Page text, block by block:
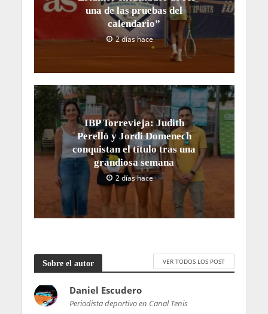
una de las pruebas del
calendario”
2 días hace
IBP Torrevieja: Judith
Perelló y Jordi Domenech
conquistan el título tras una
grandiosa semana
2 días hace
Sobre el autor VER TODOS LOS POST
Daniel Escudero
Periodista deportivo en Canal Tenis